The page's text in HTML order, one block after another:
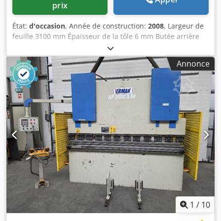
axes Axes contrôlés par CNC : Y1, Y2, X, R, Z1 et Z2
Commande : Delem DA-66Te, commande CNC graphique
Heures : Seulement 8 451 heures État : Très bon état
Outillage : Livrée avec des outils supérieurs et inférieurs
de style européen Sécurité : Protections laser et portes de
sécurité arrière Fixation : Brides de fixation d’outils
supérieurs à dégagement rapide Comprend : Pédale
Adaptée à : La fabrication de tôles, le pliage de précision,
l’ingénierie générale, la sous-traitance de fabrication et le
pliage en production Spécifications techniques – Modèle
SB PRO 1270-40 Modèle : SB PRO 1270-40 Longueur de
pliage : 1270 mm Puissance de pliage : 40 tonnes Distance
entre les colonnes : 1050 mm Vitesse de déplacement
rapide de l’axe Y : 140 mm/s Vitesse de travail de l’axe Y :
10 mm/s Vitesse de retour de l’axe Y : 170 mm/s Course de
l’axe X : 500 mm Vitesse de l’axe X : 500 mm/s Course de
l’axe R : 250 mm Vitesse de l’axe R : 350 mm/s Vitesse de
course des axes Z1 / Z2 : 1000 mm/s Blocs de butée
arrière : 2 Capacité d’huile : 80 litres Puissance du moteur :
5,5 kW Course : 170 mm Hauteur libre : 387 mm
Profondeur de la gorge : 350 mm Hauteur de la table :
prix
État: d'occasion, Année de construction: 2008, Largeur de
feuille 3100 mm Épaisseur de la tôle 6 mm Butée arrière
1000 mm Angle de coupe 1,2° Dispositif de maintien 14
pcs Fréquence de coups 18 coups/min Capacité en huile
150 l Puissance totale requise 11 kW Encombrement
environ 3900 x 1900 x 1600 mm Poids 5500kg Équipement:
- hydr. Ciseaux de coupe pivotants Dodpfxovuz Tps Ac Eock
- Commande ELGO - butée arrière électrique 1000 mm -
réglage manuel de l'écart de coupe - Limitation de la
longueur de coupe - Rouleaux à billes dans la table - 2x
bras de support avant - 1x butée latérale avant avec
échelle - protection des doigts avant, articulée - dispositif
de sécurité arrière (grille de protection + barrière
lumineuse) - Pédale de commande - Manuel d'utilisation
Annonce
1 / 10